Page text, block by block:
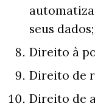
seus dados;
Direito à
Direito de
Direito de